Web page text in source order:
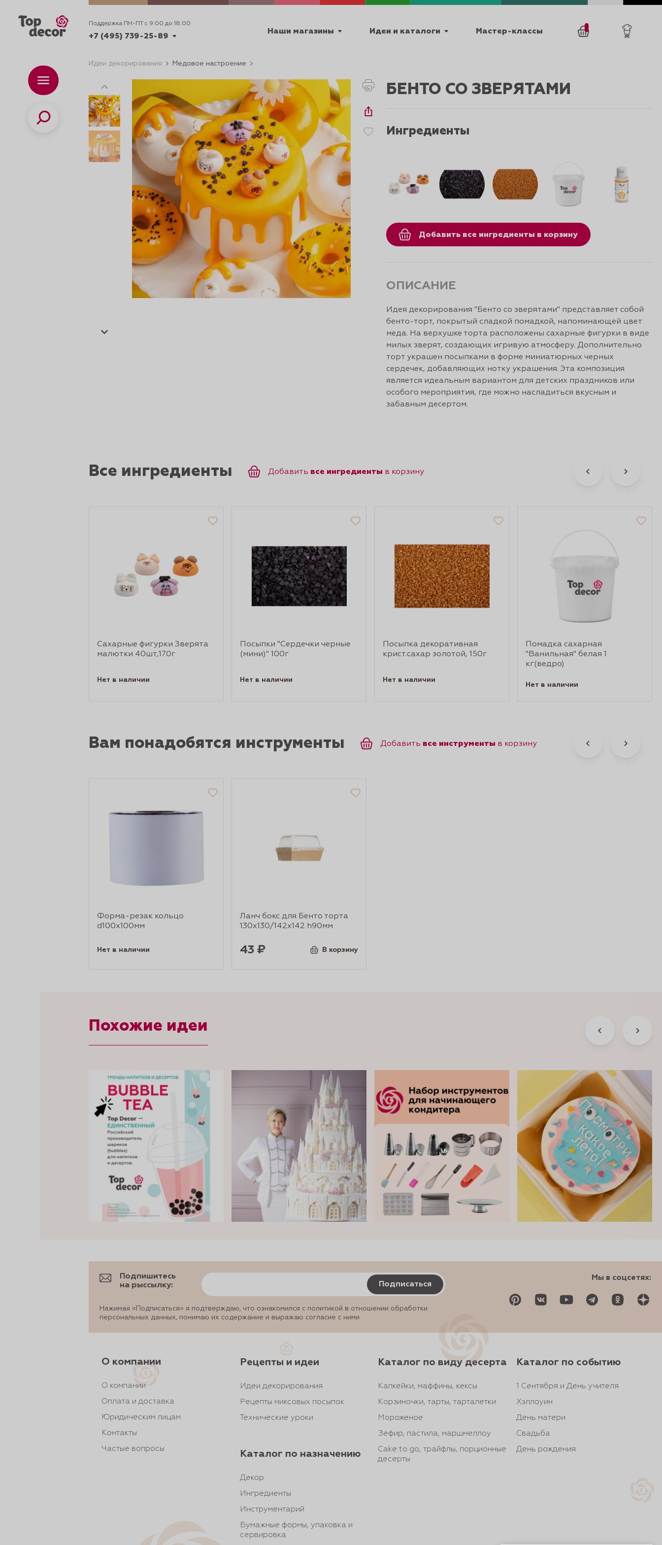
Поддержка ПН-ПТ с 9:00 до 18:00
+7 (495) 739-25-89
+7 (495) 739-62-70
+7 (495) 739-25-89
Время работы
ПН-ПТ с 9:00 до 18:00
Наши магазины Идеи и каталоги
ИДЕИ
ДЕКОРИРОВАНИЯ
ТЕХНИЧЕСКИЕ
УРОКИ
Мастер-классы
Каталог
Поиск
Идеи декорирования Медовое настроение
БЕНТО СО ЗВЕРЯТАМИ
Ингредиенты
Добавить все ингредиенты в корзину
ОПИСАНИЕ
Идея декорирования "Бенто со зверятами" представляет собой
бенто-торт, покрытый сладкой помадкой, напоминающей цвет
меда. На верхушке торта расположены сахарные фигурки в виде
милых зверят, создающих игривую атмосферу. Дополнительно
торт украшен посыпками в форме миниатюрных черных
сердечек, добавляющих нотку украшения. Эта композиция
является идеальным вариантом для детских праздников или
особого мероприятия, где можно насладиться вкусным и
забавным десертом.
Все ингредиенты Добавить все ингредиенты в корзину
Сахарные фигурки Зверята
малютки 40шт,170г
Нет в наличии
Посыпки "Сердечки черные
(мини)" 100г
Нет в наличии
Посыпка декоративная
крист.сахар золотой, 150г
Нет в наличии
Помадка сахарная
"Ванильная" белая 1
кг(ведро)
Нет в наличии
Вам понадобятся инструменты Добавить все инструменты в корзину
Форма-резак кольцо
d100x100мм
Нет в наличии
Ланч бокс для Бенто торта
130х130/142х142 h90мм
43 ₽ В корзину
Похожие идеи
Подпишитесь
на рыссылку:
Подписаться
Нажимая «Подписаться» я подтверждаю, что ознакомился с политикой в отношении обработки
персональных данных, понимаю их содержание и выражаю согласие с ними
Мы в соцсетях:
О компании
О компании
Оплата и доставка
Юридическим лицам
Контакты
Частые вопросы
Рецепты и идеи
Идеи декорирования
Рецепты миксовых посыпок
Технические уроки
Каталог по назначению
Декор
Ингредиенты
Инструментарий
Бумажные формы, упаковка и
сервировка
Каталог по виду десерта
Капкейки, маффины, кексы
Корзиночки, тарты, тарталетки
Мороженое
Зефир, пастила, маршмеллоу
Cake to go, трайфлы, порционные
десерты
Каталог по событию
1 Сентября и День учителя
Хэллоуин
День матери
Свадьба
День рождения